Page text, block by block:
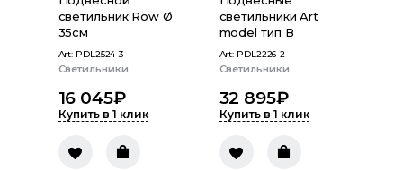
светильник Row Ø
35см
Art: PDL2524-3
Светильники
16 045₽
Купить в 1 клик
светильники Art
model тип В
Art: PDL2226-2
Светильники
32 895₽
Купить в 1 клик